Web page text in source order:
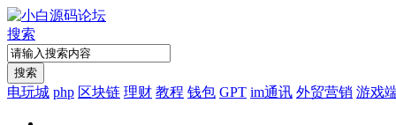
搜索
搜索
电玩城 php 区块链 理财 教程 钱包 GPT im通讯 外贸营销 游戏